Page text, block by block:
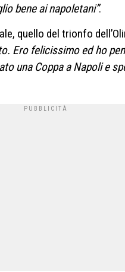
bene ai napoletani”.
quello del trionfo
Ero felicissimo ed ho
una Coppa a Napoli e